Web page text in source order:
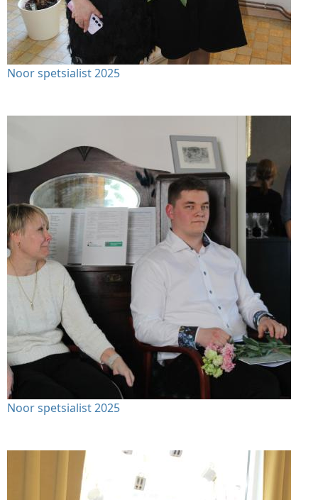
Noor spetsialist 2025
Noor spetsialist 2025